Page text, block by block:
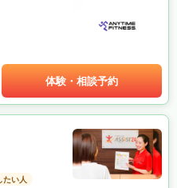
体験・相談予約
たい人